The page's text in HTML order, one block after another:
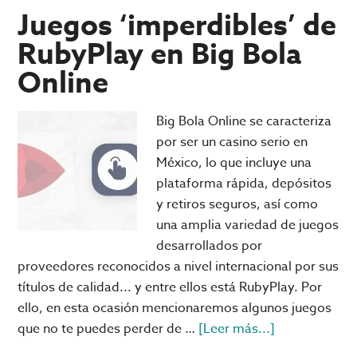
NO
jugará
es
la
de
Portugal
Juegos ‘imperdibles’ de
RubyPlay en Big Bola
Online
Big Bola Online se caracteriza
por ser un casino serio en
México, lo que incluye una
plataforma rápida, depósitos
y retiros seguros, así como
una amplia variedad de juegos
desarrollados por
proveedores reconocidos a nivel internacional por sus
títulos de calidad... y entre ellos está RubyPlay. Por
ello, en esta ocasión mencionaremos algunos juegos
que no te puedes perder de … [Leer más...]